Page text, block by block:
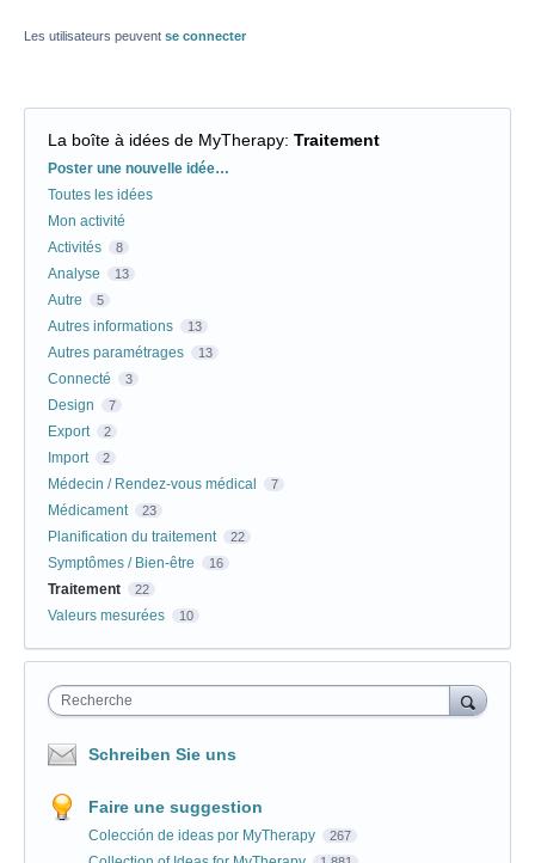
Les utilisateurs peuvent se connecter
La boîte à idées de MyTherapy: Traitement
Catégories
Poster une nouvelle idée…
Toutes les idées
Mon activité
Activités
8
Analyse 13
Autre 5
Autres informations 13
Autres paramétrages 13
Connecté 3
Design 7
Export 2
Import 2
Médecin / Rendez-vous médical 7
Médicament 23
Planification du traitement 22
Symptômes / Bien-être 16
Traitement 22
Valeurs mesurées 10
Recherche
Schreiben Sie uns
Faire une suggestion
Colección de ideas por MyTherapy 267